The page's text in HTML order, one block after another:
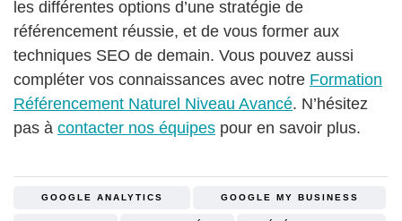
les différentes options d’une stratégie de
référencement réussie, et de vous former aux
techniques SEO de demain. Vous pouvez aussi
compléter vos connaissances avec notre Formation
Référencement Naturel Niveau Avancé. N’hésitez
pas à contacter nos équipes pour en savoir plus.
GOOGLE ANALYTICS GOOGLE MY BUSINESS